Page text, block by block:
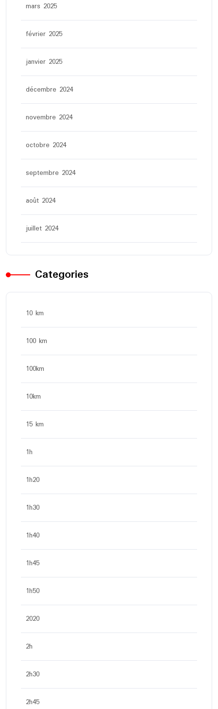
mars 2025
février 2025
janvier 2025
décembre 2024
novembre 2024
octobre 2024
septembre 2024
août 2024
juillet 2024
Categories
10 km
100 km
100km
10km
15 km
1h
1h20
1h30
1h40
1h45
1h50
2020
2h
2h30
2h45